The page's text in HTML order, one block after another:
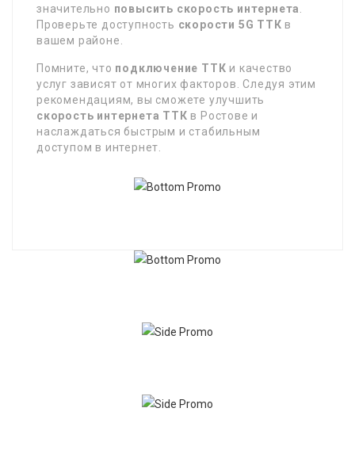
значительно повысить скорость интернета
Проверьте доступность скорости 5G ТТК в
вашем районе.
Помните, что подключение ТТК и качество
услуг зависят от многих факторов. Следуя этим
рекомендациям, вы сможете улучшить
скорость интернета ТТК в Ростове и
наслаждаться быстрым и стабильным
доступом в интернет.